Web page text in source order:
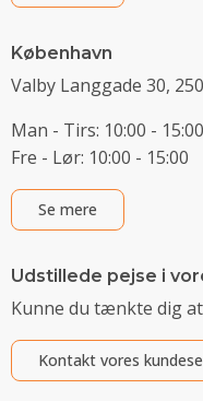
København
Valby Langgade 30,
Man - Tirs: 10:00 - 15:00
Fre - Lør: 10:00 - 15:00
Se mere
Udstillede pejse i
Kunne du tænkte dig
Kontakt vores